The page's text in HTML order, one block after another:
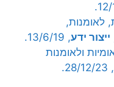
לאומנות,
ייצור ידע, 13/6/19.
(2023), לאומיות ולאומנות
, 28/12/23.